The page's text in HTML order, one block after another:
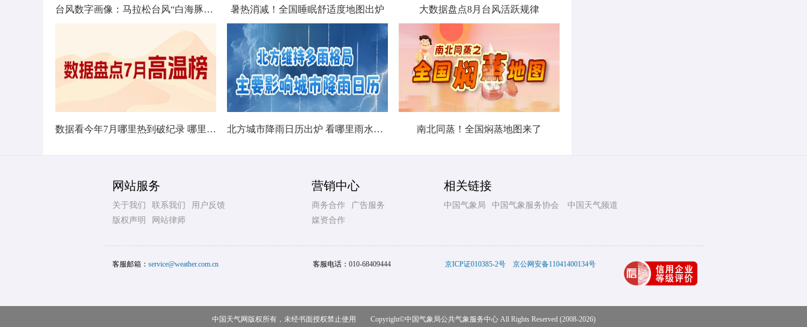
台风数字画像：马拉松台风“白海豚”将影响十余省份 暑热消减！全国睡眠舒适度地图出炉 大数据盘点8月台风活跃规律
数据看今年7月哪里热到破纪录 哪里暑热连轴转 北方城市降雨日历出炉 看哪里雨水超长待机 南北同蒸！全国焖蒸地图来了
网站服务
关于我们 联系我们
用户反馈
版权声明
网站律师
营销中心
商务合作
广告服务
媒资合作
相关链接
中国气象局 中国气象服务协会 中国天气频道
客服邮箱： service@weather.com.cn 客服电话： 010-68409444 京ICP证010385-2号 京公网安备11041400134号
中国天气网版权所有，未经书面授权禁止使用 Copyright©中国气象局公共气象服务中心All Rights Reserved (2008-2026)